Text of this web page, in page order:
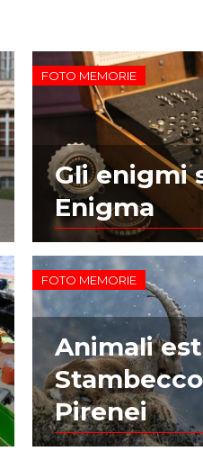
FOTO MEMORIE
Gli enigmi
Enigma
FOTO MEMORIE
Animali
Pirenei